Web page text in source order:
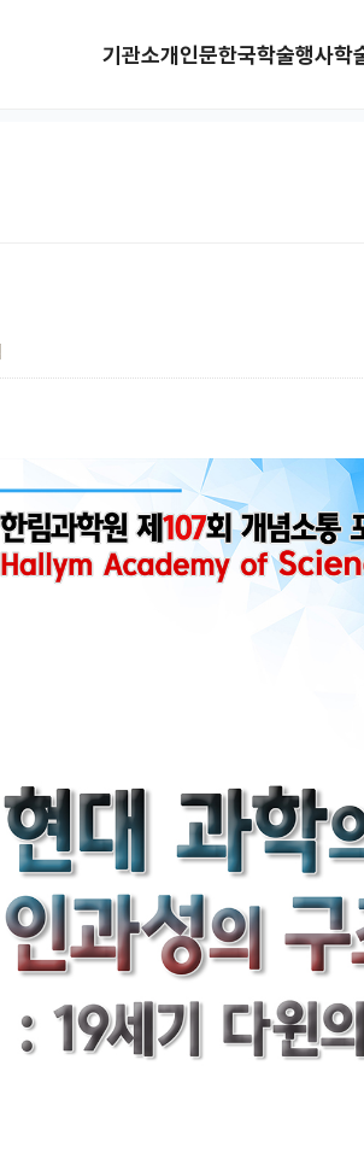
기관소개인문한국학술행사학